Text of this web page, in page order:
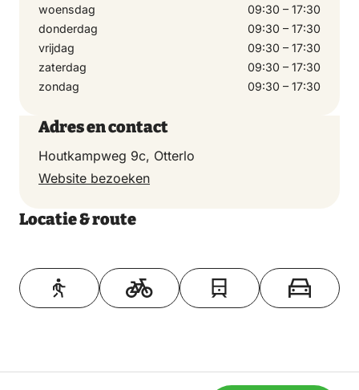
woensdag
09:30 – 17:30
donderdag
09:30 – 17:30
vrijdag
09:30 – 17:30
zaterdag
09:30 – 17:30
zondag
09:30 – 17:30
Adres en contact
Houtkampweg 9c, Otterlo
Website bezoeken
Locatie & route
Toon op kaart